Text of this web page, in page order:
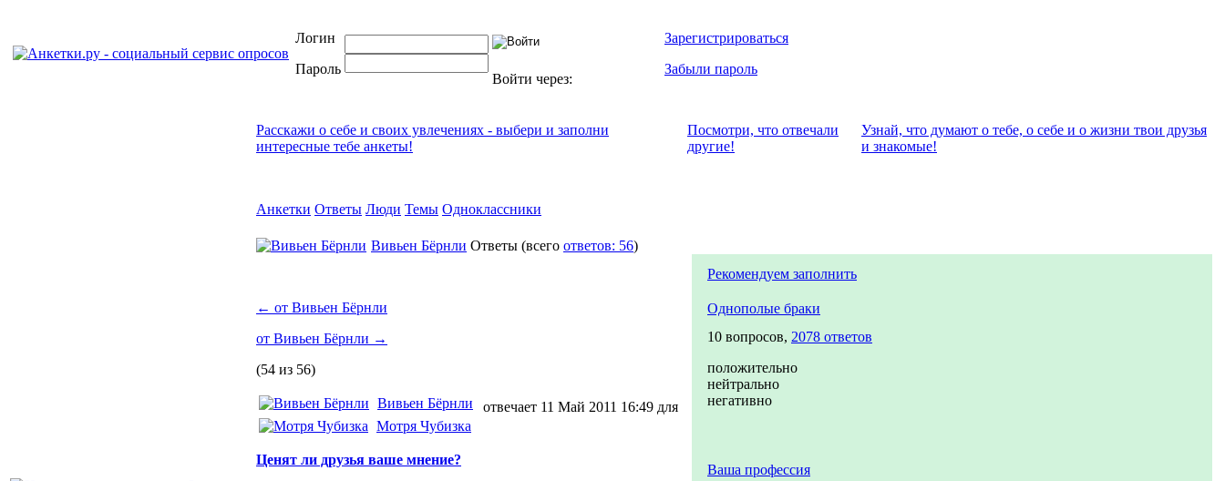
Логин
Пароль
Войти через:
Зарегистрироваться
Забыли пароль
Расскажи о себе и своих увлечениях - выбери и заполни
интересные тебе анкеты!
Посмотри, что отвeчали
другие!
Узнай, что думают о тебе, о себе и о жизни твои друзья
и знакомые!
Анкетки Ответы Люди Темы Одноклассники
Вивьен Бёрнли Ответы (всего ответов: 56)
← от Вивьен Бёрнли
от Вивьен Бёрнли →
(54 из 56)
Вивьен Бёрнли
отвечает 11 Май 2011 16:49 для
Мотря Чубизка
Ценят ли друзья ваше мнение?
Рекомендуем заполнить
Однополые браки
10 вопросов, 2078 ответов
положительно
нейтрально
негативно
Ваша профессия